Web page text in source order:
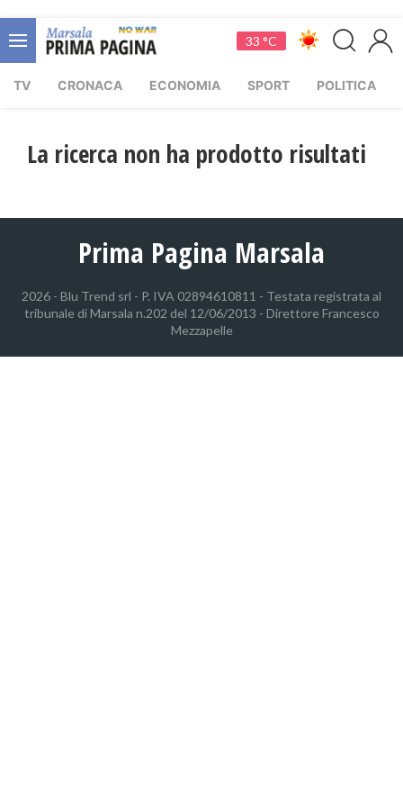
33 °C
TV CRONACA ECONOMIA SPORT POLITICA
La ricerca non ha prodotto risultati
Prima Pagina Marsala
2026 - Blu Trend srl - P. IVA 02894610811 - Testata registrata al
tribunale di Marsala n.202 del 12/06/2013 - Direttore Francesco
Mezzapelle